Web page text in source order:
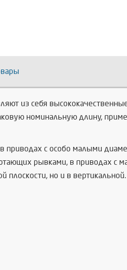
из себя
номинальную длину,
приводах с особо малыми
рывками, в приводах с
плоскости, но и в вертикальной.